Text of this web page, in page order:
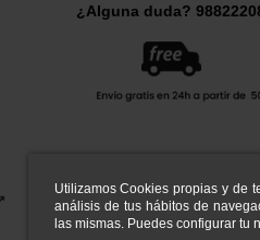
Utilizamos Cookies propias y de
análisis de tus hábitos de
las mismas. Puedes configurar tu
¿Alguna duda?